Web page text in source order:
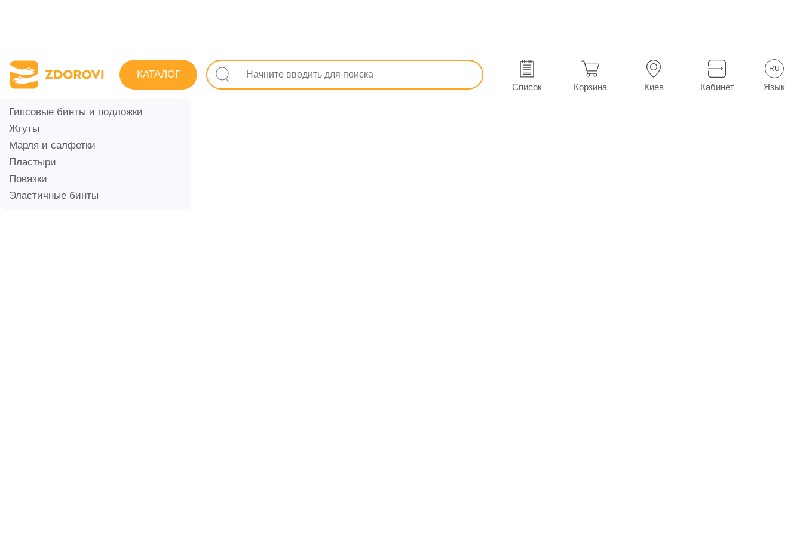
КАТАЛОГ
Список Корзина Киев Кабинет
RU
Язык
ПЕРЕВЯЗОЧНЫЕ И ФИКСИРУЮЩИЕ
МАТЕРИАЛЫ
Гипсовые бинты и подложки
Жгуты
Марля и салфетки
Пластыри
Повязки
Эластичные бинты
Поиск лекарств Изделия медицинского назначения и ортопедия Перевязочные и фиксирующие материалы
Перевязочные и фиксирующие материалы